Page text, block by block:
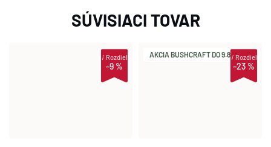
SÚVISIACI TOVAR
–9 %
iRozdiel AKCIA BUSHCRAFT DO 9.8.
–23 %
iRozdiel